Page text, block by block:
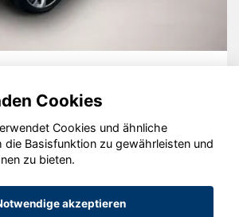
GmbH 2020 - 2026
Cookies
Cookies und ähnliche
die Basisfunktion zu gewährleisten und
zu bieten.
akzeptieren